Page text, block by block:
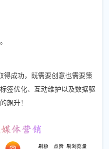
得成功，既需要创意也需要策
签优化、互动维护以及数据驱
飙升！